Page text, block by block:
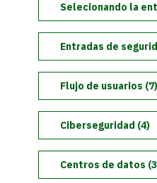
Entradas de
Puertas de
Torniquetes
Accesorios y
Torniquetes de
Actualizaciones
Grupo Boon
La Experiencia
Boon Edam Inc -
BoonSelect
Selecionando la
Entradas de
Flujo de usuarios (7)
Ciberseguridad (4)
Centros de datos